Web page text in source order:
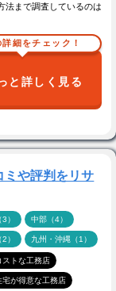
法まで調査しているのは
細をチェック！
と詳しく見る
ミや評判をリサ
） 中部（4）
） 九州・沖縄（1）
ストな工務店
宅が得意な工務店